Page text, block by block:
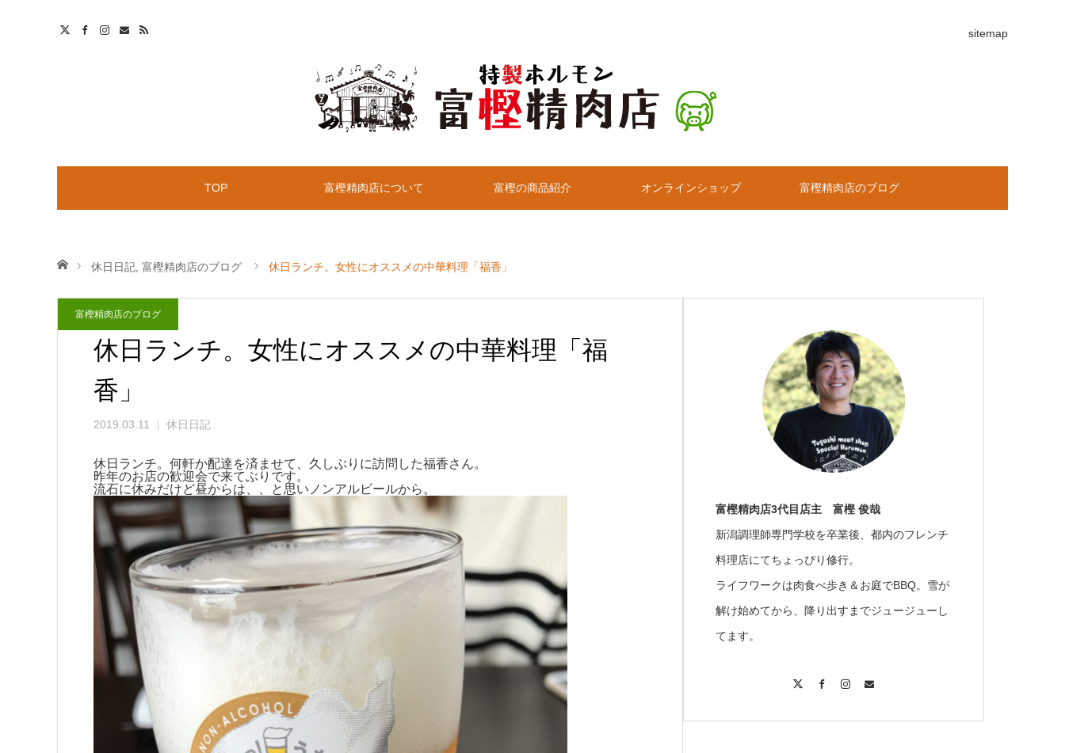
TOP 富樫精肉店について 富樫の商品紹介 オンラインショップ 富樫精肉店のブログ
sitemap
ホーム休日日記 富樫精肉店のブログ 休日ランチ。女性にオススメの中華料理「福香」
富樫精肉店のブログ
休日ランチ。女性にオススメの中華料理「福
香」
2019.03.11 休日日記
休日ランチ。何軒か配達を済ませて、久しぶりに訪問した福香さん。
昨年のお店の歓迎会で来てぶりです。
流石に休みだけど昼からは、、と思いノンアルビールから。
富樫精肉店3代目店主 富樫 俊哉
新潟調理師専門学校を卒業後、都内のフレンチ
料理店にてちょっぴり修行。
ライフワークは肉食べ歩き＆お庭でBBQ。雪が
解け始めてから、降り出すまでジュージューし
てます。